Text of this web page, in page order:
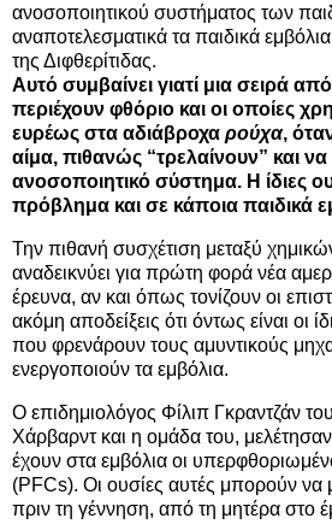
ανοσοποιητικού συστήματος των
αναποτελεσματικά τα παιδικά
της Διφθερίτιδας.
Αυτό συμβαίνει γιατί μια σειρά
περιέχουν φθόριο και οι οποίες
ευρέως στα αδιάβροχα ρούχα,
αίμα, πιθανώς “τρελαίνουν” και
ανοσοποιητικό σύστημα. Η ίδιες
πρόβλημα και σε κάποια παιδικά
Την πιθανή συσχέτιση μεταξύ
αναδεικνύει για πρώτη φορά νέα
έρευνα, αν και όπως τονίζουν οι
ακόμη αποδείξεις ότι όντως είναι οι
που φρενάρουν τους αμυντικούς
ενεργοποιούν τα εμβόλια.
Ο επιδημιολόγος Φίλιπ Γκραντζάν
Χάρβαρντ και η ομάδα του,
έχουν στα εμβόλια οι
(PFCs). Οι ουσίες αυτές μπορούν να
πριν τη γέννηση, από τη μητέρα στο